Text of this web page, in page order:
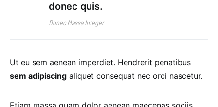
donec quis.
Donec Massa Integer
Ut eu sem aenean imperdiet. Hendrerit penatibus
sem adipiscing aliquet consequat nec orci nascetur.
Etiam massa quam dolor aenean maecenas sociis